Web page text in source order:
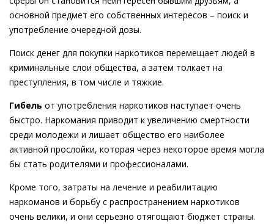
основной предмет его собственных интересов – поиск и
употребление очередной дозы.
Поиск денег для покупки наркотиков перемещает людей в
криминальные слои общества, а затем толкает на
преступления, в том числе и тяжкие.
Гибель от употребления наркотиков наступает очень
быстро. Наркомания приводит к увеличению смертности
среди молодежи и лишает общество его наиболее
активной прослойки, которая через некоторое время могла
бы стать родителями и профессионалами.
Кроме того, затраты на лечение и реабилитацию
наркоманов и борьбу с распространением наркотиков
очень велики, и они серьезно отягощают бюджет страны.